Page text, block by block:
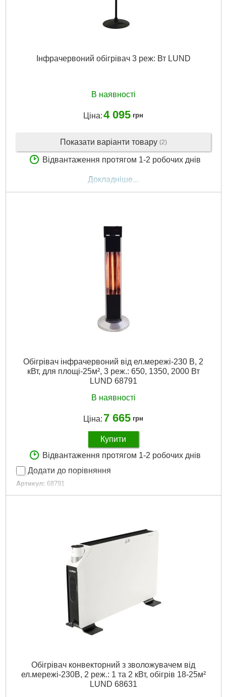
Інфрачервоний обігрівач 3 реж: Вт LUND
В наявності
Ціна:4 095 грн
Показати варіанти товару (2)
Відвантаження протягом 1-2 робочих днів
Докладніше...
Обігрівач інфрачервоний від ел.мережі-230 В, 2
кВт, для площі-25м², 3 реж.: 650, 1350, 2000 Вт
LUND 68791
В наявності
Ціна: 7 665 грн
Купити
Відвантаження протягом 1-2 робочих днів
Додати до порівняння
Артикул: 68791
Код товару: 29.61.24
Обігрівач конвекторний з зволожувачем від
ел.мережі-230В, 2 реж.: 1 та 2 кВт, обігрів 18-25м²
LUND 68631